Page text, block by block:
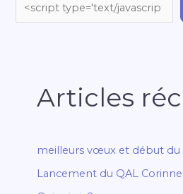
Articles
meilleurs vœux et début du
Lancement du QAL Corinne